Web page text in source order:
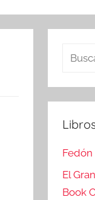
Buscar:
Fedón
El
Book